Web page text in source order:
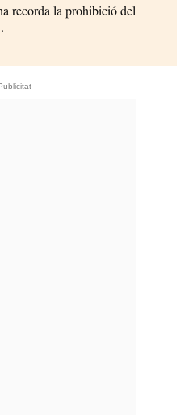
recorda la prohibició del
-